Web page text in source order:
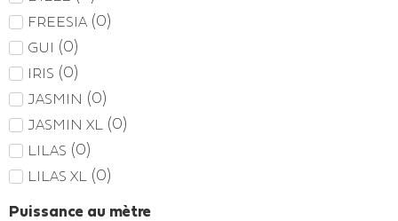
FREESIA (0)
GUI (0)
IRIS (0)
JASMIN (0)
JASMIN XL (0)
LILAS (0)
LILAS XL (0)
Puissance au mètre